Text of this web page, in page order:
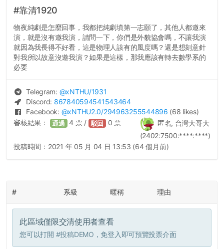
#靠清1920
物夜純劇是怎麼回事，我都把純劇填第一志願了，其他人都邀來
演，就是沒有邀我演，請問一下，你們是外貌協會嗎，不讓我演
就因為我長得不好看，這是物理人該有的風度嗎？還是想刻意針
對我所以故意沒邀我演？如果是這樣，那我應該有轉去數學系的
必要
Telegram: @xNTHU/1931
Discord: 867840594541543464
Facebook: @xNTHU2.0/294963255544896 (68 likes)
匿名, 台灣大哥大
(2402:7500:****:****)
審核結果： 通過 4 票 / 駁回 0 票
投稿時間： 2021 年 05 月 04 日 13:53 (64 個月前)
# 系級 暱稱 理由
此區域僅限交清使用者查看
您可以打開 #投稿DEMO ，免登入即可預覽投票介面